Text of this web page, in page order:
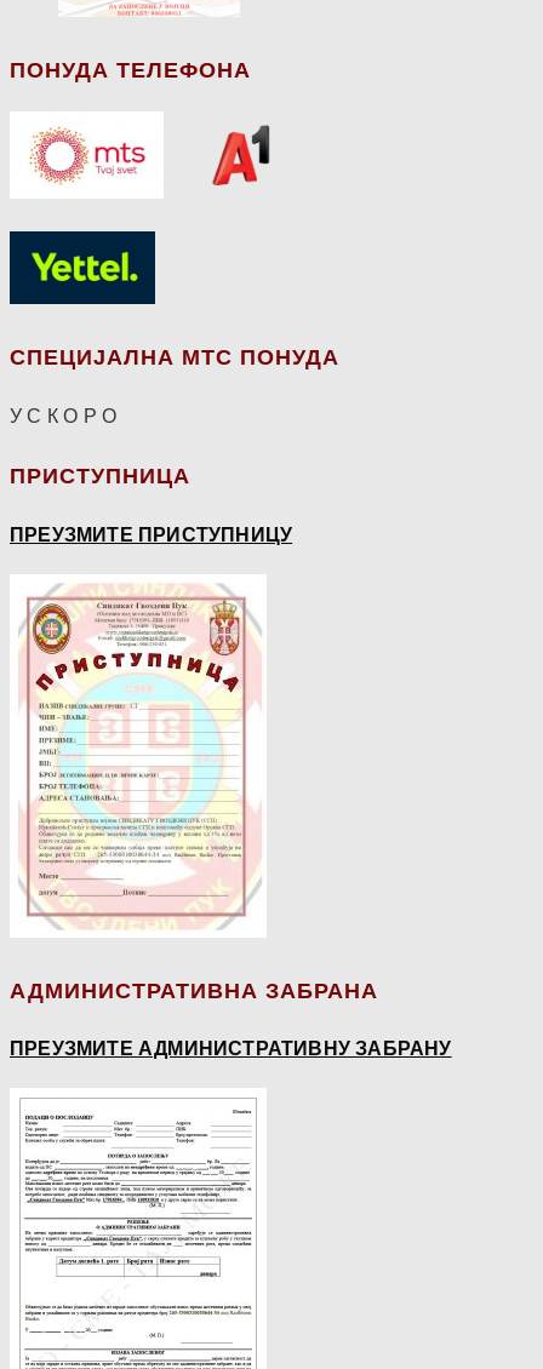
ПОНУДА ТЕЛЕФОНА
СПЕЦИЈАЛНА МТС ПОНУДА
У С К О Р О
ПРИСТУПНИЦА
ПРЕУЗМИТЕ ПРИСТУПНИЦУ
АДМИНИСТРАТИВНА ЗАБРАНА
ПРЕУЗМИТЕ АДМИНИСТРАТИВНУ ЗАБРАНУ